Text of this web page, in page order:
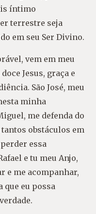
íntimo
terrestre seja
em seu Ser Divino.
vem em meu
Jesus, graça e
São José, meu
minha
me defenda do
obstáculos em
essa
e tu meu Anjo,
e me acompanhar,
eu possa